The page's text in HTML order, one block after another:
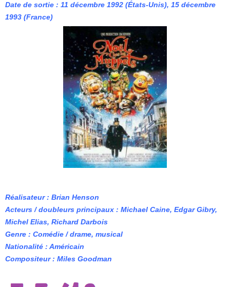
Date de sortie : 11 décembre 1992 (États-Unis), 15 décembre
1993 (France)
Réalisateur : Brian Henson
Acteurs / doubleurs principaux : Michael Caine, Edgar Gibry,
Michel Elias, Richard Darbois
Genre : Comédie / drame, musical
Nationalité : Américain
Compositeur : Miles Goodman